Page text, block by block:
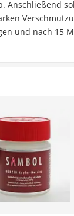
Anschließend
und nach 15